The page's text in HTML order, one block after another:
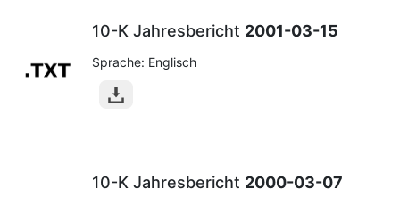
10-K Jahresbericht 2001-03-15
Sprache: Englisch
10-K Jahresbericht 2000-03-07